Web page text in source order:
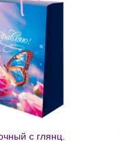
Добавить
с глянц.